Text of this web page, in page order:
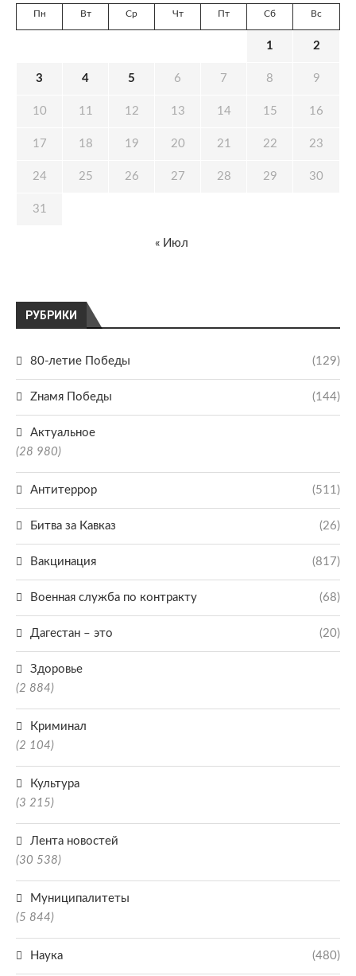
РУБРИКИ
80-летие Победы (129)
Zнамя Победы (144)
Актуальное
(28 980)
Антитеррор (511)
Битва за Кавказ (26)
Вакцинация (817)
Военная служба по контракту (68)
Дагестан – это (20)
Здоровье
(2 884)
Криминал
(2 104)
Культура
(3 215)
Лента новостей
(30 538)
Муниципалитеты
(5 844)
Наука (480)
Пн Вт Ср Чт Пт Сб Вс
1 2
3 4 5 6 7 8 9
10 11 12 13 14 15 16
17 18 19 20 21 22 23
24 25 26 27 28 29 30
31
« Июл